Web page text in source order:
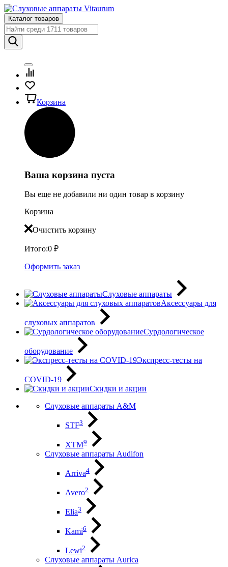
Каталог товаров
Корзина
Ваша корзина пуста
Вы еще не добавили ни один товар в корзину
Корзина
Очистить корзину
Итого:0 ₽
Оформить заказ
Слуховые аппараты
Аксессуары для
слуховых аппаратов
Сурдологическое
оборудование
Экспресс-тесты на
COVID-19
Скидки и акции
Слуховые аппараты A&M
STF3
XTM9
Слуховые аппараты Audifon
Arriva4
Avero2
Elia3
Kami6
Lewi2
Слуховые аппараты Aurica